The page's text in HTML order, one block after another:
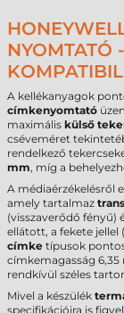
NYOMTATÓ
A kellékanyagok
címkenyomtató
maximális külső
cséveméret
rendelkező
mm, míg a
A médiaérzékelésről
amely tartalmaz
(visszaverődő fényű)
ellátott, a fekete
címke típusok
címkemagasság
rendkívül széles
Mivel a készülék
specifikációira is